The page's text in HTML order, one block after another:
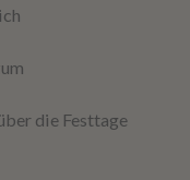
die Festtage